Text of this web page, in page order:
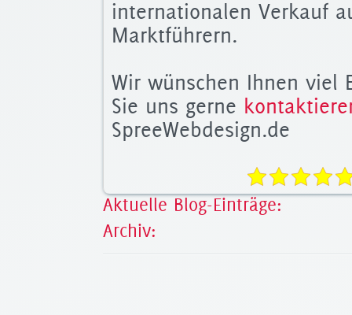
internationalen Verkauf
Marktführern.
Wir wünschen Ihnen viel
Sie uns gerne
SpreeWebdesign.de
Aktuelle Blog-Einträge:
Archiv: